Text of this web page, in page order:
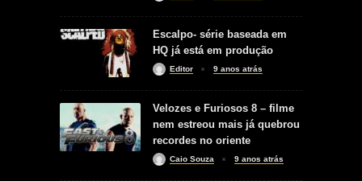
Escalpo- série baseada em
HQ já está em produção
Editor 9 anos atrás
Velozes e Furiosos 8 – filme
nem estreou mais já quebrou
recordes no oriente
Caio Souza 9 anos atrás